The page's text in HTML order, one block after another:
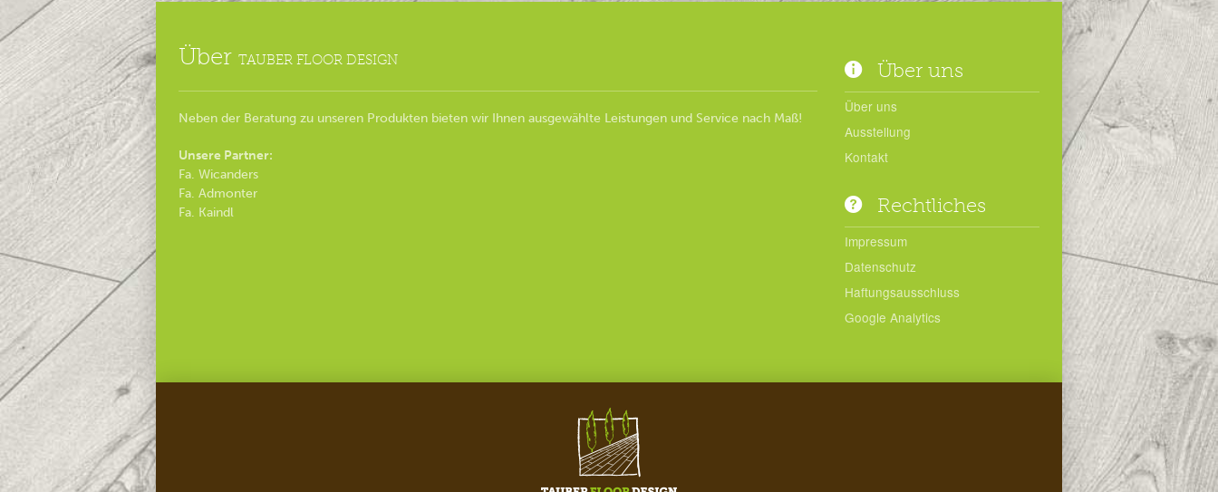
Über TAUBER FLOOR DESIGN
Neben der Beratung zu unseren Produkten bieten wir Ihnen ausgewählte Leistungen und Service nach Maß!
Unsere Partner:
Fa. Wicanders
Fa. Admonter
Fa. Kaindl
Über uns
Über uns
Ausstellung
Kontakt
Rechtliches
Impressum
Datenschutz
Haftungsausschluss
Google Analytics